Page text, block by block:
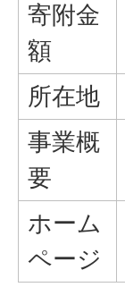
寄附金
額
所在地
事業概
要
ホーム
ページ